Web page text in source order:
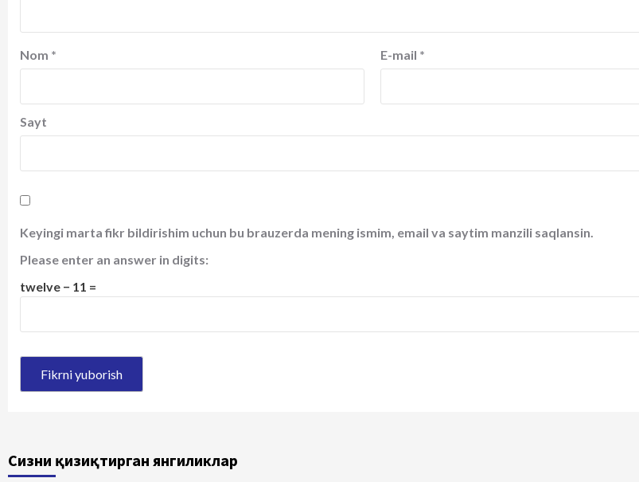
Nom * E-mail *
Sayt
Keyingi marta fikr bildirishim uchun bu brauzerda mening ismim, email va saytim manzili saqlansin.
Please enter an answer in digits:
twelve − 11 =
Сизни қизиқтирган янгиликлар